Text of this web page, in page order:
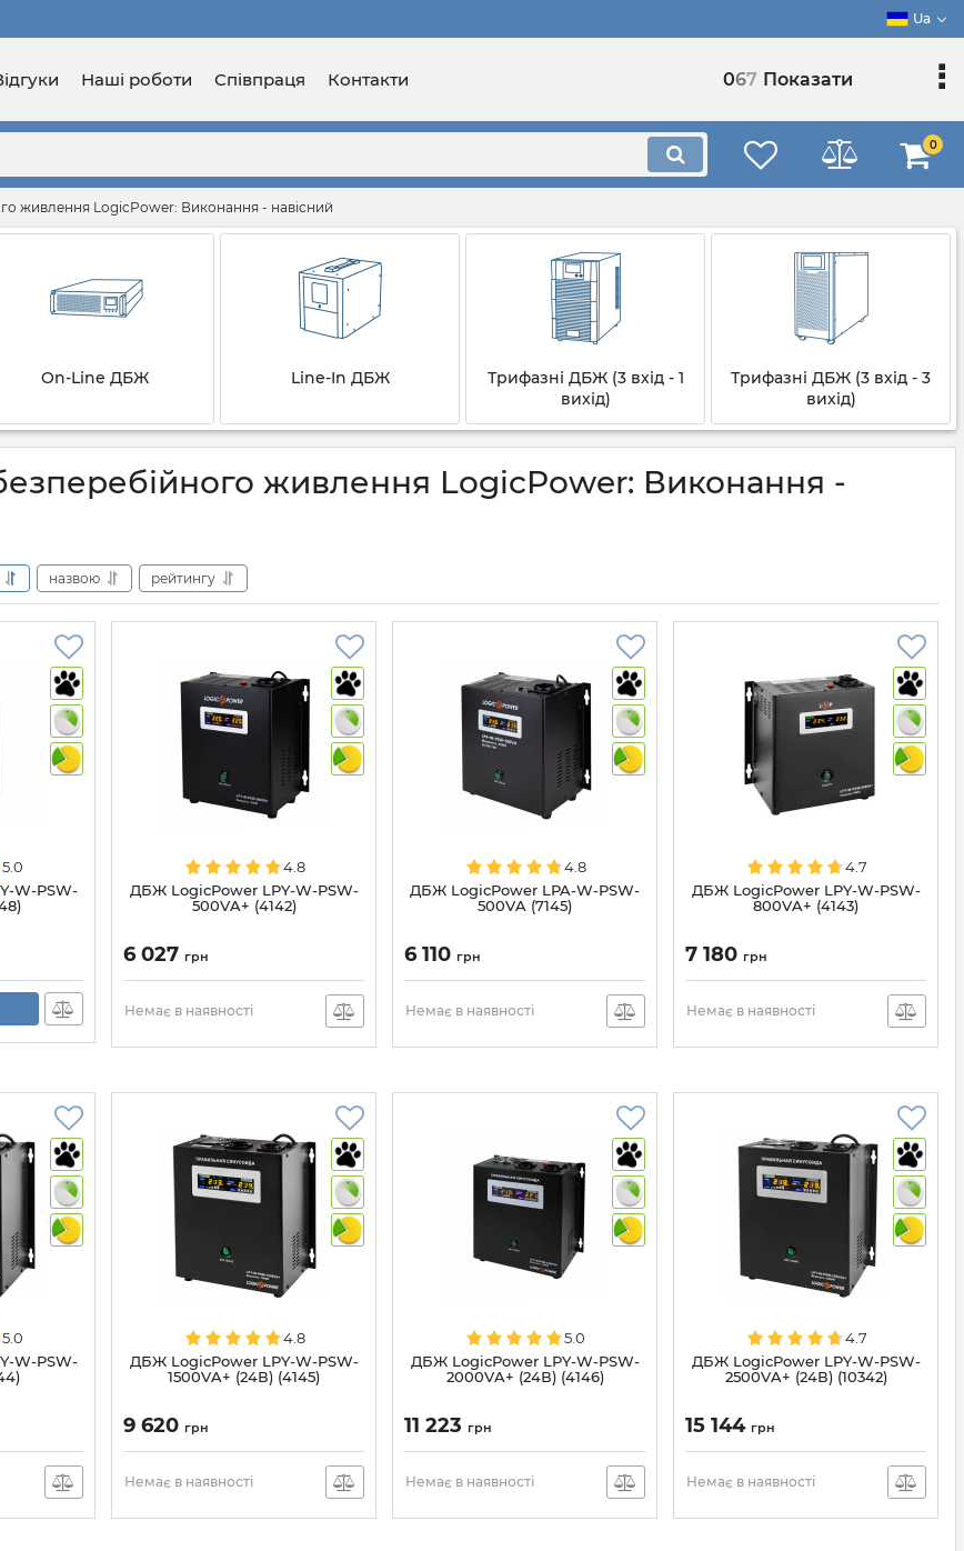
Ua
Наші роботи Співпраця Контакти 067 Показати
0
живлення LogicPower: Виконання - навісний
On-Line ДБЖ Line-In ДБЖ
Трифазні ДБЖ (3 вхід - 1
вихід)
Трифазні ДБЖ (3 вхід - 3
вихід)
живлення LogicPower: Виконання -
назвою рейтингу
5.0
W-PSW-
4.8
ДБЖ LogicPower LPY-W-PSW-
500VA+ (4142)
6 027 грн
Немає в наявності
4.8
ДБЖ LogicPower LPA-W-PSW-
500VA (7145)
6 110 грн
Немає в наявності
4.7
ДБЖ LogicPower LPY-W-PSW-
800VA+ (4143)
7 180 грн
Немає в наявності
5.0
W-PSW-
4.8
ДБЖ LogicPower LPY-W-PSW-
1500VA+ (24В) (4145)
9 620 грн
Немає в наявності
5.0
ДБЖ LogicPower LPY-W-PSW-
2000VA+ (24В) (4146)
11 223 грн
Немає в наявності
4.7
ДБЖ LogicPower LPY-W-PSW-
2500VA+ (24В) (10342)
15 144 грн
Немає в наявності